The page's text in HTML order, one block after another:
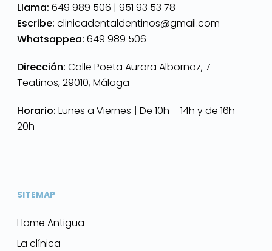
Llama: 649 989 506 | 951 93 53 78
Escribe: clinicadentaldentinos@gmail.com
Whatsappea: 649 989 506
Dirección: Calle Poeta Aurora Albornoz, 7
Teatinos, 29010, Málaga
Horario: Lunes a Viernes | De 10h – 14h y de 16h –
20h
SITEMAP
Home Antigua
La clínica